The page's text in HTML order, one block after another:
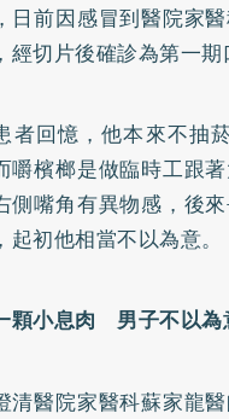
日前因感冒到醫院家
經切片後確診為第一期
者回憶，他本來不抽
嚼檳榔是做臨時工跟
側嘴角有異物感，後
起初他相當不以為意。
顆小息肉 男子不以為
清醫院家醫科蘇家龍